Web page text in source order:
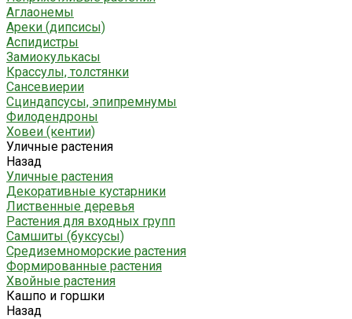
Аглаонемы
Ареки (дипсисы)
Аспидистры
Замиокулькасы
Крассулы, толстянки
Сансевиерии
Сциндапсусы, эпипремнумы
Филодендроны
Ховеи (кентии)
Уличные растения
Назад
Уличные растения
Декоративные кустарники
Лиственные деревья
Растения для входных групп
Самшиты (буксусы)
Средиземноморские растения
Формированные растения
Хвойные растения
Кашпо и горшки
Назад